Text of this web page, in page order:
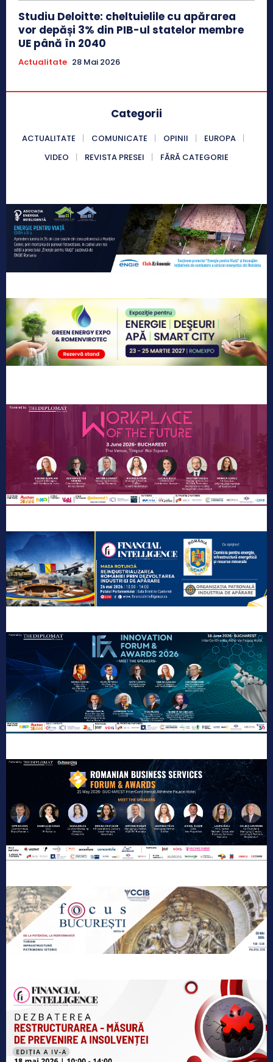
Studiu Deloitte: cheltuielile cu apărarea
vor depăși 3% din PIB-ul statelor membre
UE până în 2040
Actualitate 28 Mai 2026
Categorii
ACTUALITATE COMUNICATE OPINII
EUROPA
VIDEO
REVISTA PRESEI FĂRĂ CATEGORIE